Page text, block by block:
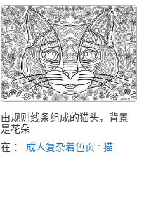
由规则线条组成的猫头，背景
是花朵
在 ： 成人复杂着色页 : 猫